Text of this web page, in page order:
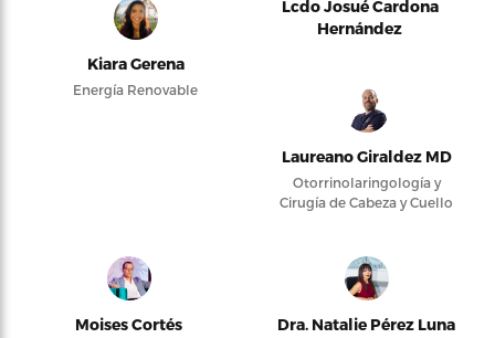
Kiara Gerena
Energía Renovable
Lcdo Josué Cardona
Hernández
Laureano Giraldez MD
Otorrinolaringología y
Cirugía de Cabeza y Cuello
Moises Cortés Dra. Natalie Pérez Luna